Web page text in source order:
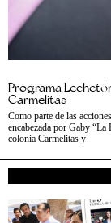
Programa
Carmelitas
Como parte de las
encabezada por Gaby
colonia Carmelitas y